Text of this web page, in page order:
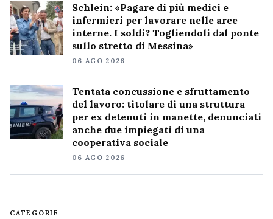
Schlein: «Pagare di più medici e
infermieri per lavorare nelle aree
interne. I soldi? Togliendoli dal ponte
sullo stretto di Messina»
06 AGO 2026
Tentata concussione e sfruttamento
del lavoro: titolare di una struttura
per ex detenuti in manette, denunciati
anche due impiegati di una
cooperativa sociale
06 AGO 2026
CATEGORIE